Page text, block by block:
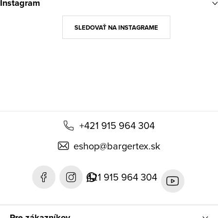
+421 915 964 304
eshop@bargertex.sk
421 915 964 304
Instagram
SLEDOVAŤ NA INSTAGRAME